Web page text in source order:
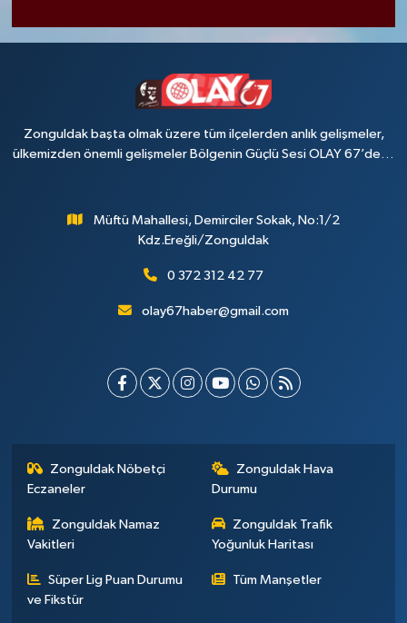
Zonguldak başta olmak üzere tüm ilçelerden anlık gelişmeler,
ülkemizden önemli gelişmeler Bölgenin Güçlü Sesi OLAY 67’de…
Müftü Mahallesi, Demirciler Sokak, No:1/2
Kdz.Ereğli/Zonguldak
0 372 312 42 77
olay67haber@gmail.com
Zonguldak Nöbetçi
Eczaneler
Zonguldak Hava
Durumu
Zonguldak Namaz
Vakitleri
Zonguldak Trafik
Yoğunluk Haritası
Süper Lig Puan Durumu
ve Fikstür
Tüm Manşetler